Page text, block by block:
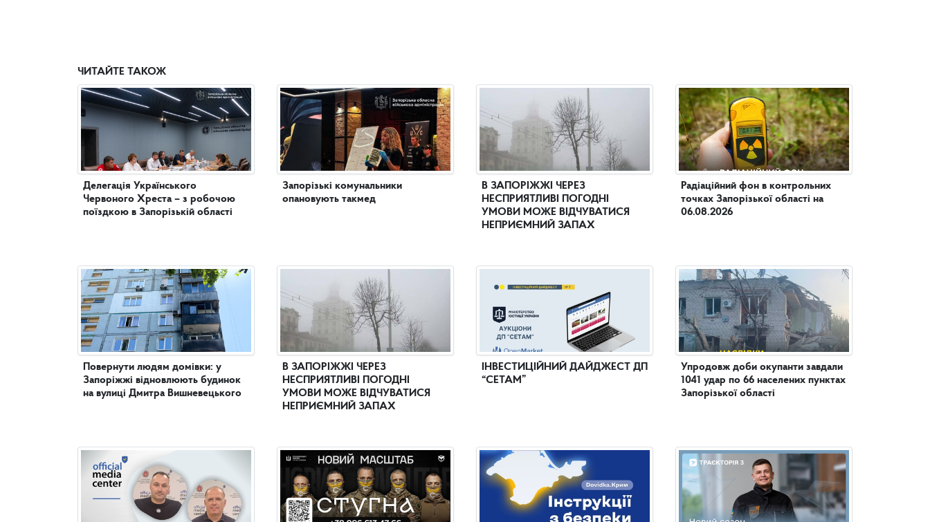
ЧИТАЙТЕ ТАКОЖ
Делегація Українського
Червоного Хреста – з робочою
поїздкою в Запорізькій області
Повернути людям домівки: у
Запоріжжі відновлюють будинок
на вулиці Дмитра Вишневецького
Запорізькі комунальники
опановують такмед
В ЗАПОРІЖЖІ ЧЕРЕЗ
НЕСПРИЯТЛИВІ ПОГОДНІ
УМОВИ МОЖЕ ВІДЧУВАТИСЯ
НЕПРИЄМНИЙ ЗАПАХ
В ЗАПОРІЖЖІ ЧЕРЕЗ
НЕСПРИЯТЛИВІ ПОГОДНІ
УМОВИ МОЖЕ ВІДЧУВАТИСЯ
НЕПРИЄМНИЙ ЗАПАХ
ІНВЕСТИЦІЙНИЙ ДАЙДЖЕСТ ДП
“СЕТАМ”
Радіаційний фон в контрольних
точках Запорізької області на
06.08.2026
Упродовж доби окупанти завдали
1041 удар по 66 населених пунктах
Запорізької області